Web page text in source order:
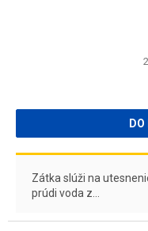
Zátka slúži na
prúdi voda z...